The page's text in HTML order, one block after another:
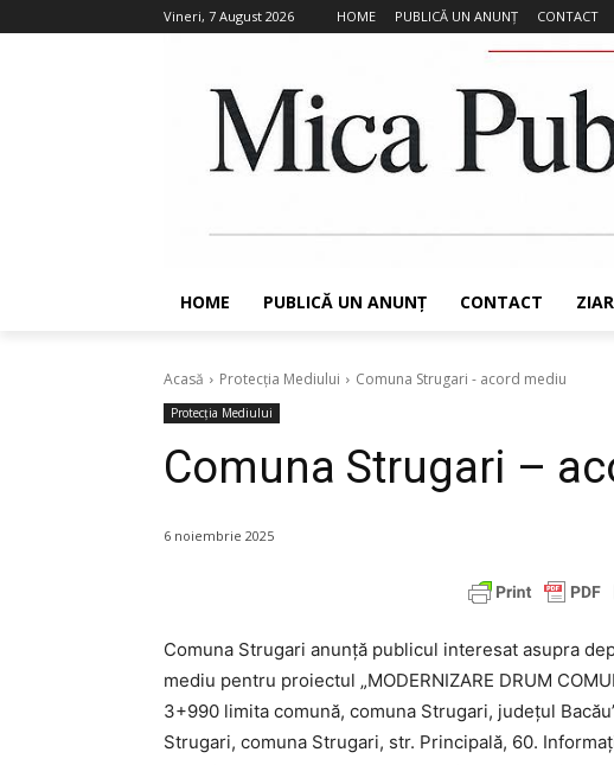
Vineri, 7 August 2026 HOME PUBLICĂ UN ANUNȚ CONTACT
HOME PUBLICĂ UN ANUNȚ CONTACT
Acasă Protecția Mediului Comuna Strugari - acord mediu
Protecția Mediului
Comuna Strugari –
6 noiembrie 2025
Comuna Strugari anunță publicul interesat asupra
mediu pentru proiectul „MODERNIZARE DRUM
3+990 limita comună, comuna Strugari, județul
Strugari, comuna Strugari, str. Principală, 60.